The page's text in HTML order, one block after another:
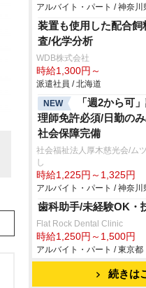
アルバイト・パート / 神奈川
装置も使用した配合
査/化学分析
WDB株式会社
時給1,300円～
派遣社員 / 北海道
NEW
「週2から可
理師免許必須/日勤の
社会保障完備
社会福祉法人厚木慈光会/ム
し
時給1,225円～1,325円
アルバイト・パート / 神奈川
歯科助手/未経験OK・
Flat Rock Dental Clinic
時給1,250円～1,500円
アルバイト・パート / 東京都
続きは